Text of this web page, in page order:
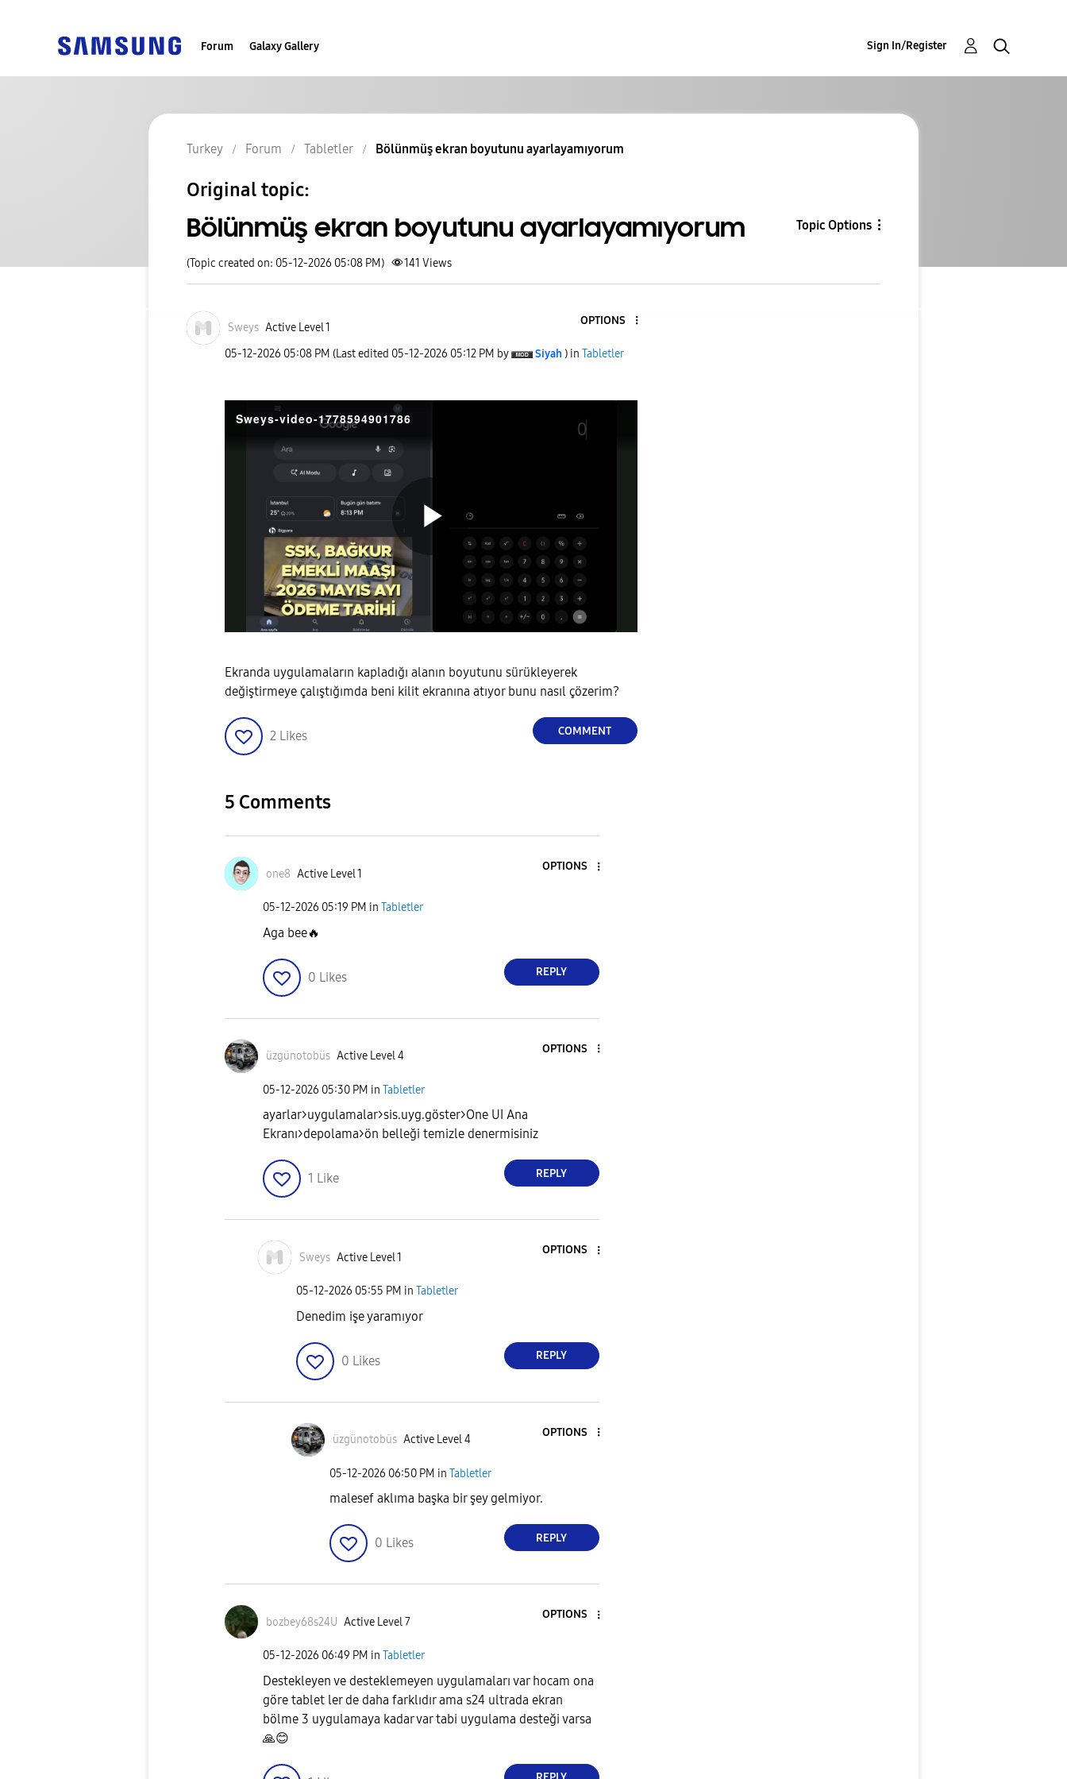
Forum Galaxy Gallery Sign In/Register
Turkey Forum Tabletler Bölünmüş ekran boyutunu ayarlayamıyorum
Original topic:
Bölünmüş ekran boyutunu ayarlayamıyorum Topic Options
(Topic created on: 05-12-2026 05:08 PM) 141 Views
Sweys Active Level 1
OPTIONS
‎05-12-2026 05:08 PM (Last edited ‎05-12-2026 05:12 PM by Siyah ) in Tabletler
Sweys-video-1778594901786
P
l
d
e
Ekranda uygulamaların kapladığı alanın boyutunu sürükleyerek
değiştirmeye çalıştığımda beni kilit ekranına atıyor bunu nasıl çözerim?
2 Likes COMMENT
5 Comments
one8 Active Level 1
OPTIONS
‎05-12-2026 05:19 PM in Tabletler
Aga bee🔥
0 Likes REPLY
üzgünotobüs Active Level 4
OPTIONS
‎05-12-2026 05:30 PM in Tabletler
ayarlar>uygulamalar>sis.uyg.göster>One UI Ana
Ekranı>depolama>ön belleği temizle denermisiniz
1 Like REPLY
Sweys Active Level 1
OPTIONS
‎05-12-2026 05:55 PM in Tabletler
Denedim işe yaramıyor
0 Likes REPLY
üzgünotobüs Active Level 4
OPTIONS
‎05-12-2026 06:50 PM in Tabletler
malesef aklıma başka bir şey gelmiyor.
0 Likes REPLY
bozbey68s24U Active Level 7
OPTIONS
‎05-12-2026 06:49 PM in Tabletler
Destekleyen ve desteklemeyen uygulamaları var hocam ona
göre tablet ler de daha farklıdır ama s24 ultrada ekran
bölme 3 uygulamaya kadar var tabi uygulama desteği varsa
🙏😊